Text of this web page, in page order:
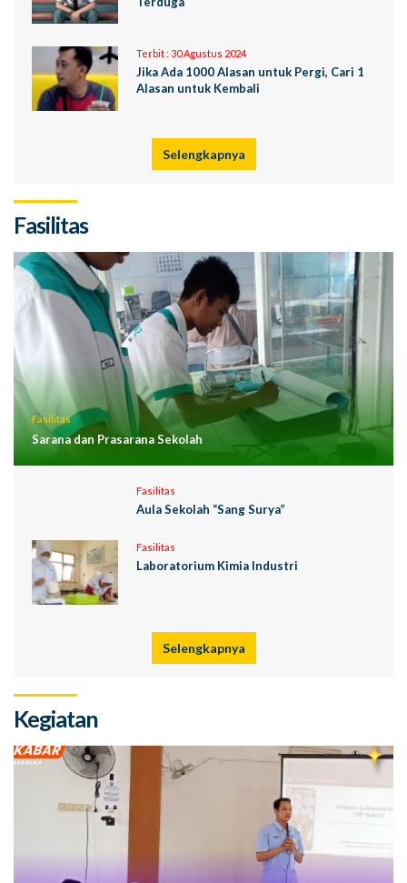
Terbit : 30 Agustus 2024
Jika Ada 1000 Alasan untuk Pergi, Cari 1
Alasan untuk Kembali
Selengkapnya
Fasilitas
Fasilitas
Sarana dan Prasarana Sekolah
Fasilitas
Aula Sekolah “Sang Surya”
Fasilitas
Laboratorium Kimia Industri
Selengkapnya
Kegiatan